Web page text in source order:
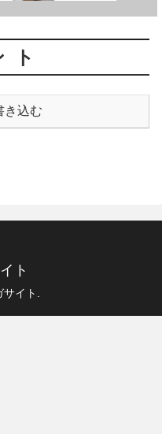
ト
き込む
ト
イト.